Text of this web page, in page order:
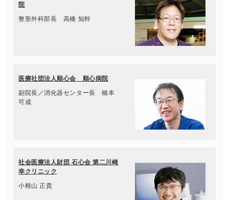
院
整形外科部長 高橋 知幹
医療社団法人順心会 順心病院
副院長／消化器センター長 橋本
可成
社会医療法人財団 石心会 第二川崎
幸クリニック
小根山 正貴